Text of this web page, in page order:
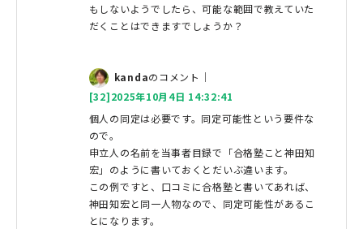
もしないようでしたら、可能な範囲で教えていた
だくことはできますでしょうか？
kandaのコメント｜
[32]2025年10月4日 14:32:41
個人の同定は必要です。同定可能性という要件な
ので。
申立人の名前を当事者目録で「合格塾こと神田知
宏」のように書いておくとだいぶ違います。
この例ですと、口コミに合格塾と書いてあれば、
神田知宏と同一人物なので、同定可能性があるこ
とになります。